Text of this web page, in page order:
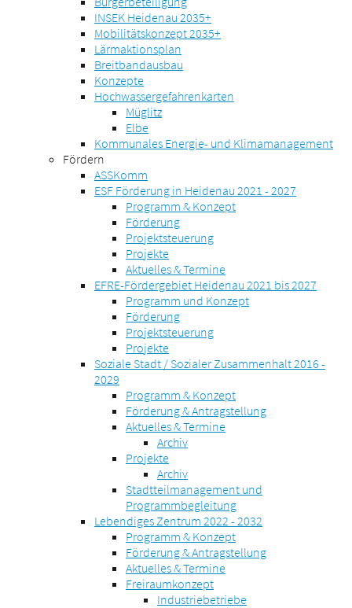
INSEK Heidenau 2035+
Mobilitätskonzept 2035+
Lärmaktionsplan
Breitbandausbau
Konzepte
Hochwassergefahrenkarten
Müglitz
Elbe
Kommunales Energie- und Klimamanagement
Fördern
ASSKomm
ESF Förderung in Heidenau 2021 - 2027
Programm & Konzept
Förderung
Projektsteuerung
Projekte
Aktuelles & Termine
EFRE-Fördergebiet Heidenau 2021 bis 2027
Programm und Konzept
Förderung
Projektsteuerung
Projekte
Soziale Stadt / Sozialer Zusammenhalt 2016 -
2029
Programm & Konzept
Förderung & Antragstellung
Aktuelles & Termine
Archiv
Projekte
Archiv
Stadtteilmanagement und
Programmbegleitung
Lebendiges Zentrum 2022 - 2032
Programm & Konzept
Förderung & Antragstellung
Aktuelles & Termine
Freiraumkonzept
Industriebetriebe